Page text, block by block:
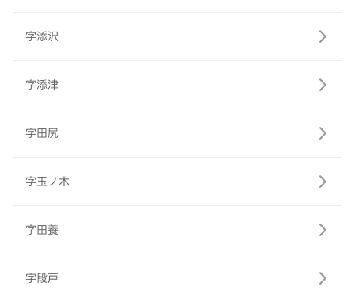
字添沢
字添津
字田尻
字玉ノ木
字田養
字段戸